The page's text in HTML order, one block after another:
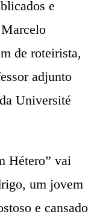
e
de roteirista,
adjunto
Université
Hétero” vai
um jovem
e cansado